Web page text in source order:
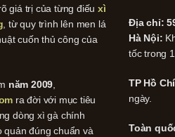
giá trị của từng điếuxì
, từ quy trình lên men lá
cuốn thủ công của
năm 2009
ra đời với mục tiêu
dòng xì gà chính
quản đúng chuẩn và
Địa chỉ:
Hà Nội:
tốc trong
TP Hồ
ngày.
Toàn